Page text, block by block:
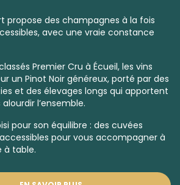
propose des champagnes à la fois
avec une vraie constance
Premier Cru à Écueil, les vins
un Pinot Noir généreux, porté par des
et des élevages longs qui apportent
l’ensemble.
pour son équilibre : des cuvées
pour vous accompagner à
à table.